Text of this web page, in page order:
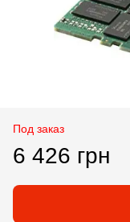
Под заказ
6 426 грн